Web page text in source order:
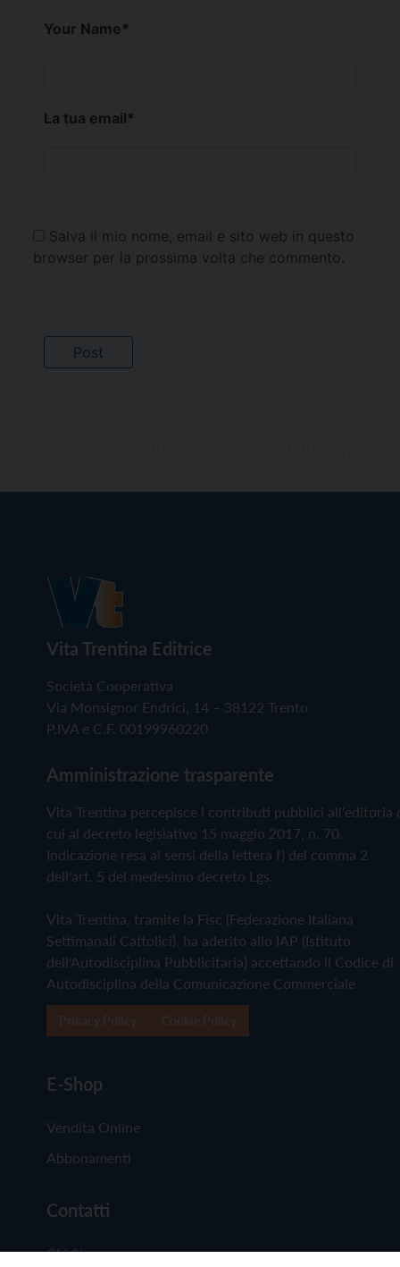
Your Name*
La tua email*
Salva il mio nome, email e sito web in questo
browser per la prossima volta che commento.
Vita Trentina Editrice
Società Cooperativa
Via Monsignor Endrici, 14 – 38122 Trento
P.IVA e C.F. 00199960220
Amministrazione trasparente
Vita Trentina percepisce i contributi pubblici all'editoria
cui al decreto legislativo 15 maggio 2017, n. 70.
Indicazione resa ai sensi della lettera f) del comma 2
dell'art. 5 del medesimo decreto Lgs.
Vita Trentina, tramite la Fisc (Federazione Italiana
Settimanali Cattolici), ha aderito allo IAP (Istituto
dell'Autodisciplina Pubblicitaria) accettando il Codice di
Autodisciplina della Comunicazione Commerciale
E-Shop
Vendita Online
Abbonamenti
Contatti
Chi Siamo